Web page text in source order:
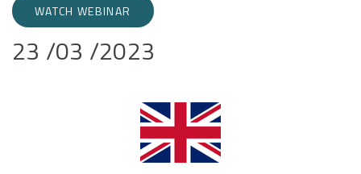
WATCH WEBINAR
23 /03 /2023